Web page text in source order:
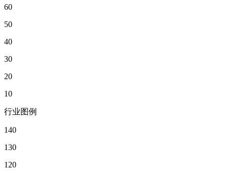
60
50
40
30
20
10
行业图例
140
130
120